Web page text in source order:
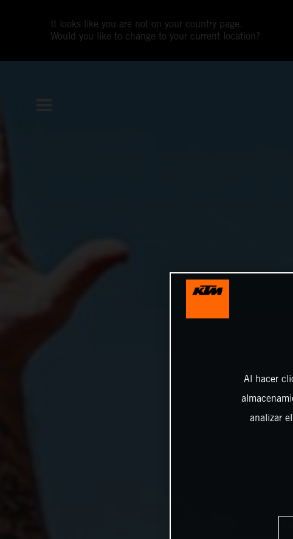
It looks like you are not on your country page.
Would you like to change to your current location?
Al hacer
analizar